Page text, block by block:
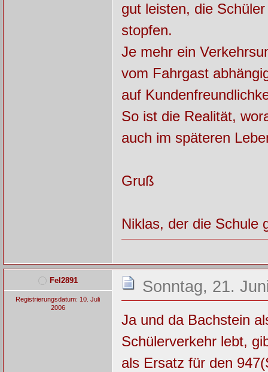
gut leisten, die
stopfen.
Je mehr ein
vom Fahrgast
auf
So ist die Realität,
auch im späteren
Gruß
Niklas, der die Schule
Fel2891
Registrierungsdatum: 10. Juli
2006
Sonntag, 21.
Ja und da Bachstein
Schülerverkehr lebt,
als Ersatz für den